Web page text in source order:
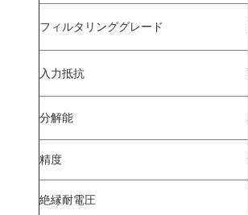
フィルタリンググレード
入力抵抗
分解能
精度
絶縁耐電圧